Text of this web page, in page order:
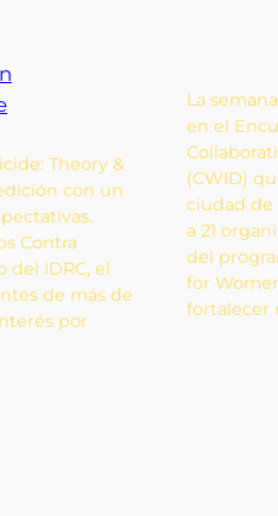
Theory &
con un
Contra
del IDRC, el
de más de
por
La
en el
(CWID)
ciudad de
a 21
del
for
fortalecer